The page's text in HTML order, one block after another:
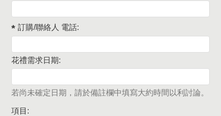
訂購/聯絡人 電話:
花禮需求日期:
若尚未確定日期，請於備註欄中填寫大約時間以利討論。
項目: